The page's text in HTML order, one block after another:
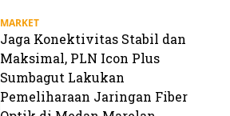
MARKET
Jaga Konektivitas Stabil dan
Maksimal, PLN Icon Plus
Sumbagut Lakukan
Pemeliharaan Jaringan Fiber